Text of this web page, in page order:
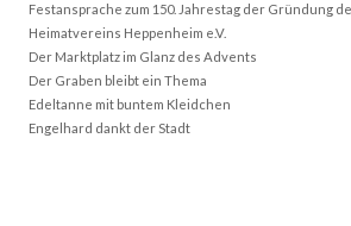
Festansprache zum 150. Jahrestag der Gründung
Heimatvereins Heppenheim e.V.
Der Marktplatz im Glanz des Advents
Der Graben bleibt ein Thema
Edeltanne mit buntem Kleidchen
Engelhard dankt der Stadt